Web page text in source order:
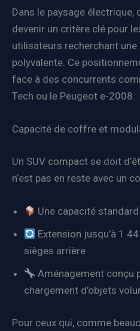
Dans le paysage électrique,
devenir un critère clé pour
utilisateurs recherchant
polyvalente. Ce
face à des concurrents
Tech ou le Peugeot e-2008.
Capacité de coffre et
Un SUV compact se doit
n’est pas en reste avec un
Une capacité
Extension jusqu’à 1
sièges arrière
Aménagement conçu
chargement d’objets
Pour ceux qui, comme